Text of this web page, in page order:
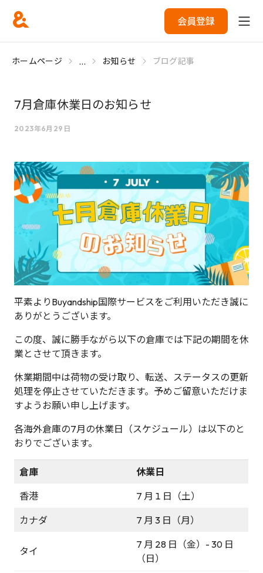
会員登録
ホームページ ... お知らせ ブログ記事
7月倉庫休業日のお知らせ
2023年6月29日
平素よりBuyandship国際サービスをご利用いただき誠に
ありがとうございます。
この度、誠に勝手ながら以下の倉庫では下記の期間を休
業とさせて頂きます。
休業期間中は荷物の受け取り、転送、ステータスの更新
処理を停止させていただきます。予めご留意いただけま
すようお願い申し上げます。
各海外倉庫の7月の休業日（スケジュール）は以下のと
おりでございます。
倉庫 休業日
香港 7 月 1 日（土）
カナダ 7 月 3 日（月）
タイ
7 月 28 日（金）- 30 日
（日）